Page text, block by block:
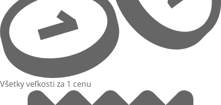
Všetky veľkosti za 1 cenu